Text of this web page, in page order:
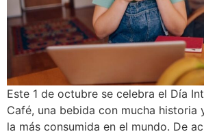
Este 1 de octubre se celebra el Día
Café, una bebida con mucha historia
la más consumida en el mundo. De